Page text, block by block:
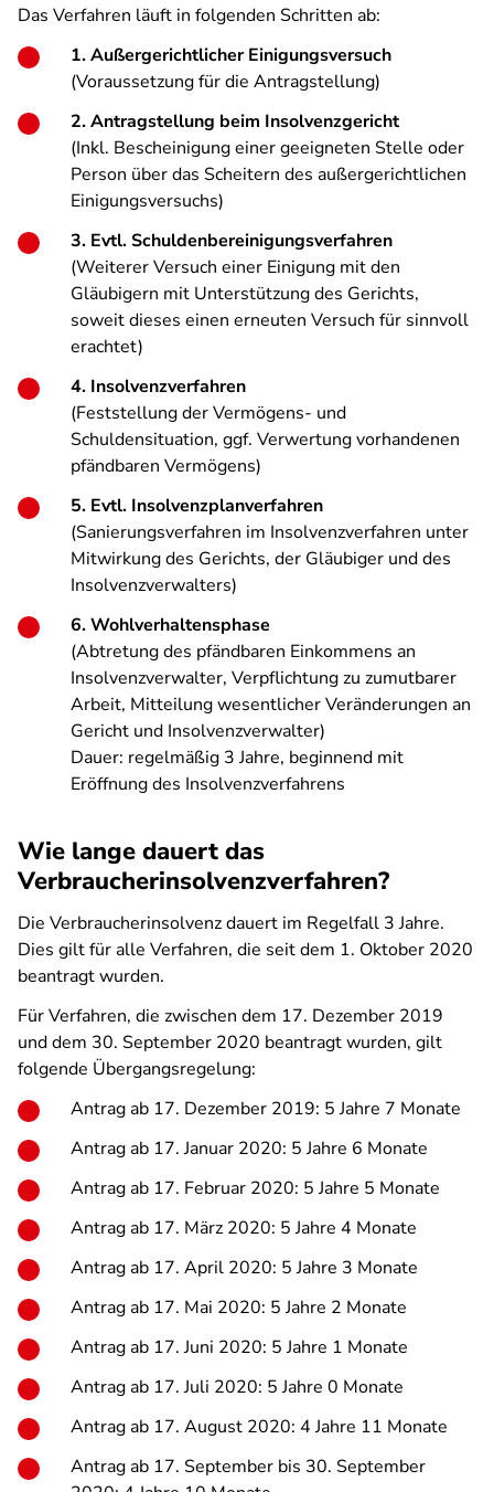
Das Verfahren läuft in folgenden Schritten ab:
1. Außergerichtlicher Einigungsversuch
(Voraussetzung für die Antragstellung)
2. Antragstellung beim Insolvenzgericht
(Inkl. Bescheinigung einer geeigneten Stelle oder
Person über das Scheitern des außergerichtlichen
Einigungsversuchs)
3. Evtl. Schuldenbereinigungsverfahren
(Weiterer Versuch einer Einigung mit den
Gläubigern mit Unterstützung des Gerichts,
soweit dieses einen erneuten Versuch für sinnvoll
erachtet)
4. Insolvenzverfahren
(Feststellung der Vermögens- und
Schuldensituation, ggf. Verwertung vorhandenen
pfändbaren Vermögens)
5. Evtl. Insolvenzplanverfahren
(Sanierungsverfahren im Insolvenzverfahren unter
Mitwirkung des Gerichts, der Gläubiger und des
Insolvenzverwalters)
6. Wohlverhaltensphase
(Abtretung des pfändbaren Einkommens an
Insolvenzverwalter, Verpflichtung zu zumutbarer
Arbeit, Mitteilung wesentlicher Veränderungen an
Gericht und Insolvenzverwalter)
Dauer: regelmäßig 3 Jahre, beginnend mit
Eröffnung des Insolvenzverfahrens
Wie lange dauert das
Verbraucherinsolvenzverfahren?
Die Verbraucherinsolvenz dauert im Regelfall 3 Jahre.
Dies gilt für alle Verfahren, die seit dem 1. Oktober 2020
beantragt wurden.
Für Verfahren, die zwischen dem 17. Dezember 2019
und dem 30. September 2020 beantragt wurden, gilt
folgende Übergangsregelung:
Antrag ab 17. Dezember 2019: 5 Jahre 7 Monate
Antrag ab 17. Januar 2020: 5 Jahre 6 Monate
Antrag ab 17. Februar 2020: 5 Jahre 5 Monate
Antrag ab 17. März 2020: 5 Jahre 4 Monate
Antrag ab 17. April 2020: 5 Jahre 3 Monate
Antrag ab 17. Mai 2020: 5 Jahre 2 Monate
Antrag ab 17. Juni 2020: 5 Jahre 1 Monate
Antrag ab 17. Juli 2020: 5 Jahre 0 Monate
Antrag ab 17. August 2020: 4 Jahre 11 Monate
Antrag ab 17. September bis 30. September